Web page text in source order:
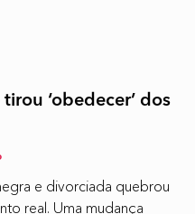
‘obedecer’ dos
e divorciada quebrou
real. Uma mudança